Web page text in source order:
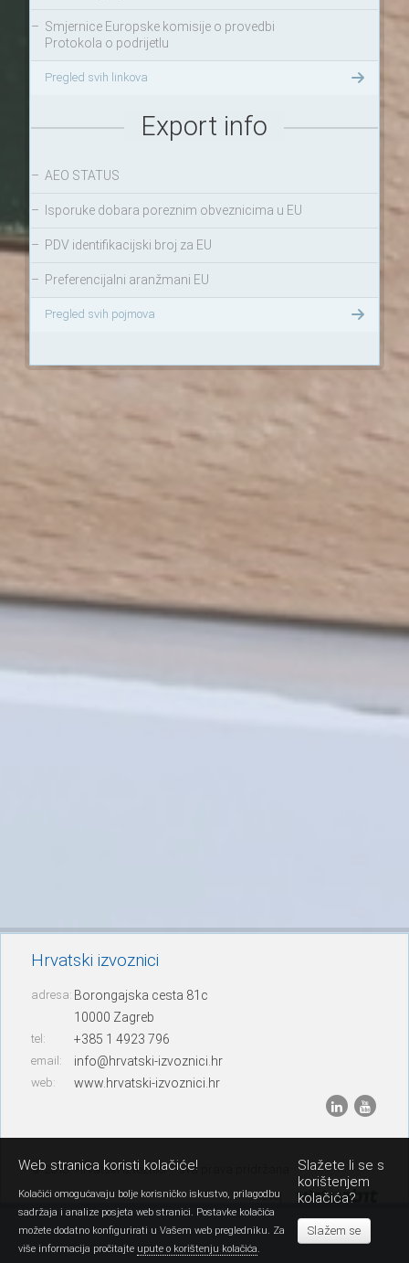
– Smjernice Europske komisije o provedbi
Protokola o podrijetlu
Pregled svih linkova
Export info
– AEO STATUS
– Isporuke dobara poreznim obveznicima u EU
– PDV identifikacijski broj za EU
– Preferencijalni aranžmani EU
Pregled svih pojmova
Hrvatski izvoznici
adresa: Borongajska cesta 81c
10000 Zagreb
tel: +385 1 4923 796
email: info@hrvatski-izvoznici.hr
web: www.hrvatski-izvoznici.hr
© 2013. Hrvatski izvoznici – sva prava pridržana
razvoj:
Web stranica koristi kolačiće!
Kolačići omogućavaju bolje korisničko iskustvo, prilagodbu
sadržaja i analize posjeta web stranici. Postavke kolačića
možete dodatno konfigurirati u Vašem web pregledniku. Za
više informacija pročitajte upute o korištenju kolačića
Slažete li se s
korištenjem
kolačića?
Slažem se